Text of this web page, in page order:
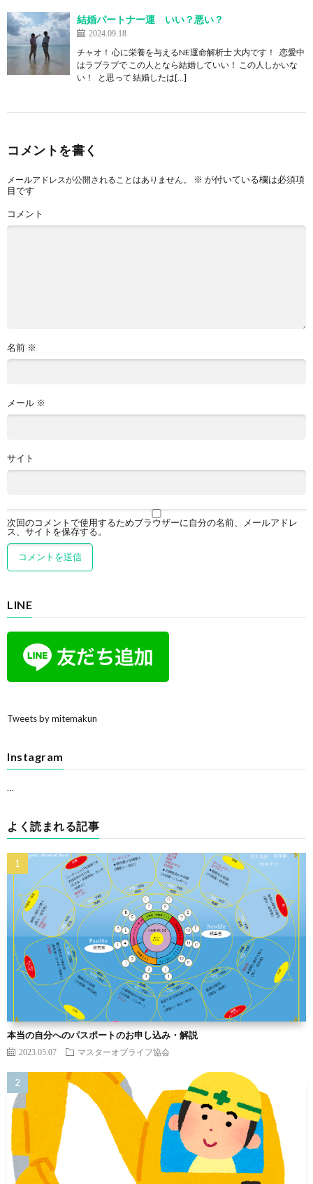
結婚パートナー運 いい？悪い？
2024.09.18
チャオ！ 心に栄養を与えるNE運命解析士 大内です！ 恋愛中
はラブラブで この人となら結婚していい！ この人しかいな
い！ と思って 結婚したは[…]
コメントを書く
メールアドレスが公開されることはありません。 ※ が付いている欄は必須項
目です
コメント
名前 ※
メール ※
サイト
次回のコメントで使用するためブラウザーに自分の名前、メールアドレ
ス、サイトを保存する。
LINE
Tweets by mitemakun
Instagram
…
よく読まれる記事
本当の自分へのパスポートのお申し込み・解説
2023.05.07 マスターオブライフ協会